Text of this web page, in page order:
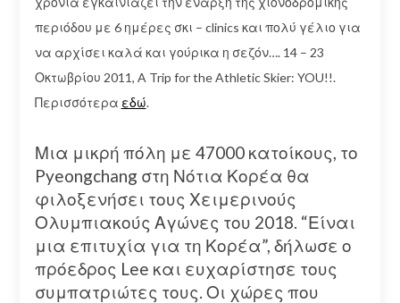
περιόδου με 6 ημέρες σκι – clinics και πολύ γέλιο για
να αρχίσει καλά και γούρικα η σεζόν…. 14 – 23
Οκτωβρίου 2011, A Trip for the Athletic Skier: YOU!!.
Περισσότερα εδώ.
Μια μικρή πόλη με 47000 κατοίκους, το
Pyeongchang στη Νότια Κορέα θα
φιλοξενήσει τους Χειμερινούς
Ολυμπιακούς Αγώνες του 2018. “Είναι
μια επιτυχία για τη Κορέα”, δήλωσε ο
πρόεδρος Lee και ευχαρίστησε τους
συμπατριώτες τους. Οι χώρες που